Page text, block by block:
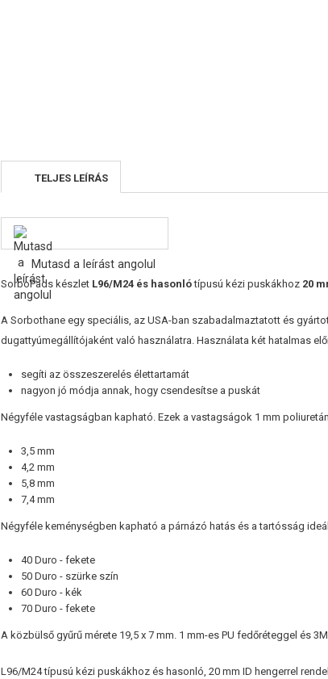
TELJES LEÍRÁS
Mutasd a leírást angolul
SorboPads készlet L96/M24 és hasonlótípusú kézi puskákhoz 20
A Sorbothane egy speciális, az USA-ban szabadalmaztatott és
dugattyúmegállítójaként való használatra. Használata két hatalmas
segíti az összeszerelés élettartamát
nagyon jó módja annak, hogy csendesítse a puskát
Négyféle vastagságban kapható. Ezek a vastagságok 1 mm
3,5 mm
4,2 mm
5,8 mm
7,4 mm
Négyféle keménységben kapható a párnázó hatás és a tartósság
40 Duro - fekete
50 Duro - szürke szín
60 Duro - kék
70 Duro - fekete
A közbülső gyűrű mérete 19,5 x 7 mm. 1 mm-es PU fedőréteggel és
L96/M24 típusú kézi puskákhoz és hasonló, 20 mm ID hengerrel